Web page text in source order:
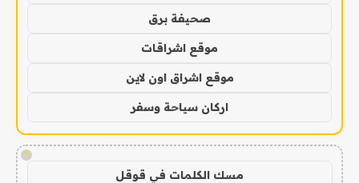
صحيفة برق
موقع اشراقات
موقع اشراق اون لاين
اركان سياحة وسفر
!
مسك الكلمات في قوقل